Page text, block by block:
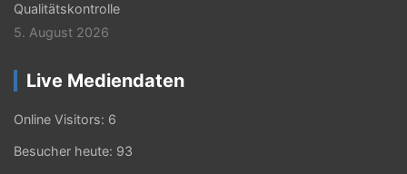
Qualitätskontrolle
5. August 2026
Live Mediendaten
Online Visitors: 6
Besucher heute: 93